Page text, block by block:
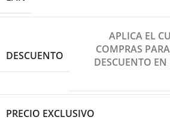
DESCUENTO
APLICA EL
COMPRAS
DESCUENTO
PRECIO EXCLUSIVO